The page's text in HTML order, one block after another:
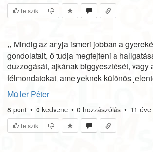
Tetszik
„ Mindig az anyja ismeri jobban a
gondolatait, ő tudja megfejteni a
duzzogását, ajkának biggyesztését, vagy
félmondatokat, amelyeknek különös
Müller Péter
8 pont • 0 kedvenc • 0 hozzászólás • 11 éve
Tetszik